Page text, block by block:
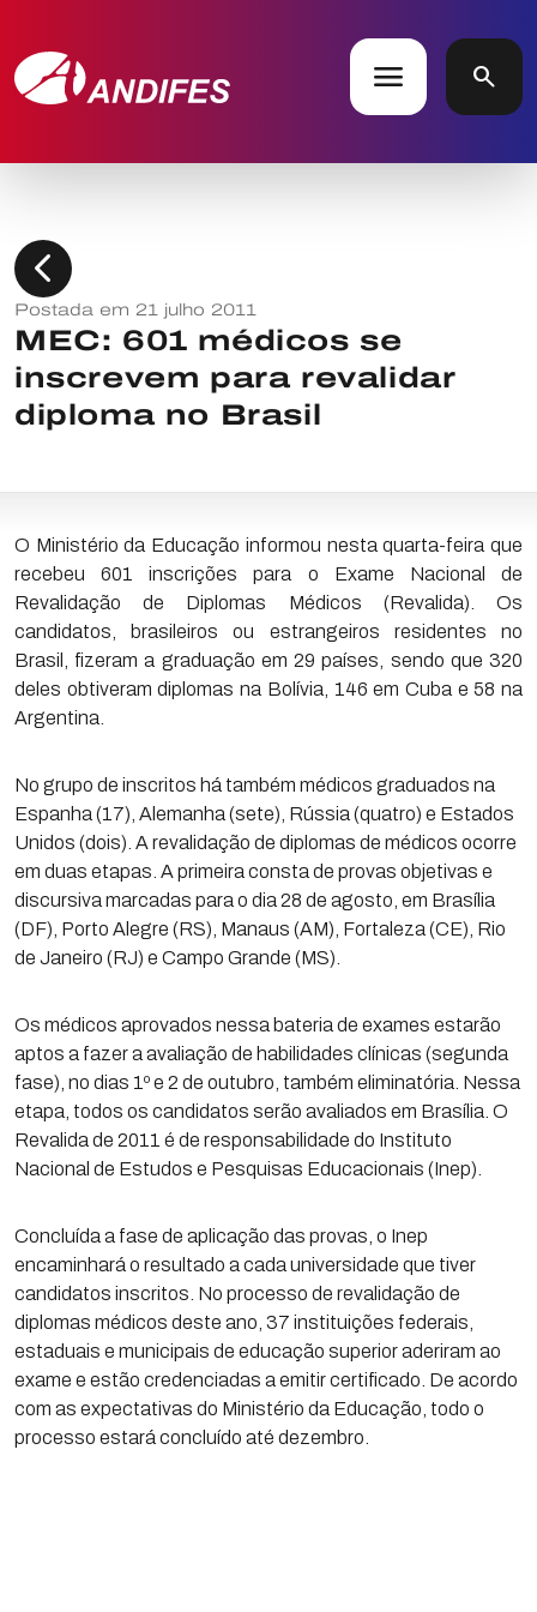
menu search
chevron_left
Postada em 21 julho 2011
MEC: 601 médicos se
inscrevem para revalidar
diploma no Brasil
O Ministério da Educação informou nesta quarta-feira que
recebeu 601 inscrições para o Exame Nacional de
Revalidação de Diplomas Médicos (Revalida). Os
candidatos, brasileiros ou estrangeiros residentes no
Brasil, fizeram a graduação em 29 países, sendo que 320
deles obtiveram diplomas na Bolívia, 146 em Cuba e 58 na
Argentina.
No grupo de inscritos há também médicos graduados na
Espanha (17), Alemanha (sete), Rússia (quatro) e Estados
Unidos (dois). A revalidação de diplomas de médicos ocorre
em duas etapas. A primeira consta de provas objetivas e
discursiva marcadas para o dia 28 de agosto, em Brasília
(DF), Porto Alegre (RS), Manaus (AM), Fortaleza (CE), Rio
de Janeiro (RJ) e Campo Grande (MS).
Os médicos aprovados nessa bateria de exames estarão
aptos a fazer a avaliação de habilidades clínicas (segunda
fase), no dias 1º e 2 de outubro, também eliminatória. Nessa
etapa, todos os candidatos serão avaliados em Brasília. O
Revalida de 2011 é de responsabilidade do Instituto
Nacional de Estudos e Pesquisas Educacionais (Inep).
Concluída a fase de aplicação das provas, o Inep
encaminhará o resultado a cada universidade que tiver
candidatos inscritos. No processo de revalidação de
diplomas médicos deste ano, 37 instituições federais,
estaduais e municipais de educação superior aderiram ao
exame e estão credenciadas a emitir certificado. De acordo
com as expectativas do Ministério da Educação, todo o
processo estará concluído até dezembro.